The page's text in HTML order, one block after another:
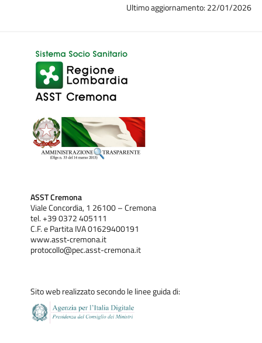
Ultimo aggiornamento: 22/01/2026
ASST Cremona
Viale Concordia, 1 26100 – Cremona
tel. +39 0372 405111
C.F. e Partita IVA 01629400191
www.asst‐cremona.it
protocollo@pec.asst-cremona.it
Sito web realizzato secondo le linee guida di: